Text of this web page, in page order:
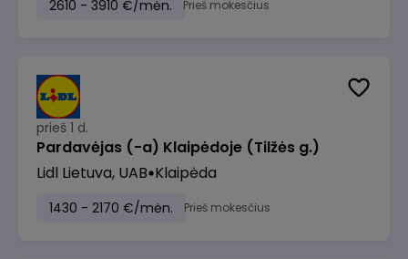
2610 - 3910 €/mėn. Prieš mokesčius
prieš 1 d.
Pardavėjas (-a) Klaipėdoje (Tilžės g.)
Lidl Lietuva, UAB Klaipėda
1430 - 2170 €/mėn. Prieš mokesčius